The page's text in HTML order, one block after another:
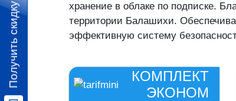
хранение в облаке по подписке.
территории Балашихи.
эффективную систему
КОМПЛЕКТ
ЭКОНОМ
Получить скидку